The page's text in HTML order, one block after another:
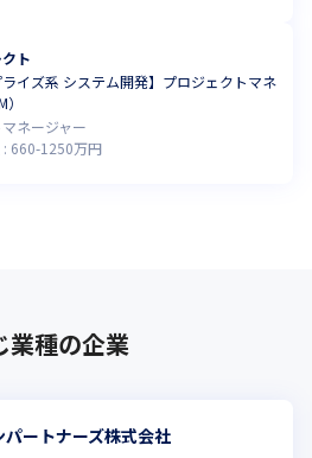
ト
ライズ系 システム開発】プロジェクトマネ
ネージャー
660-1250万円
業種の企業
ートナーズ株式会社